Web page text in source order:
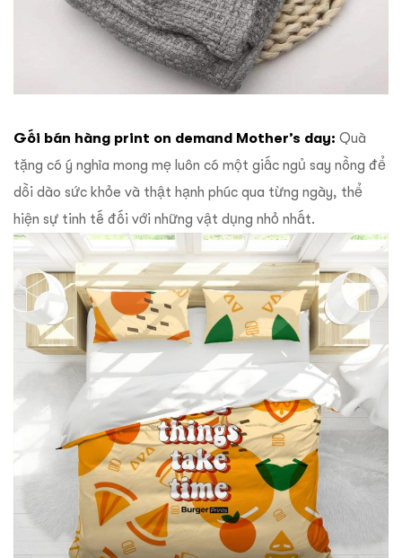
Gối bán hàng print on demand Mother’s day: Quà
tặng có ý nghĩa mong mẹ luôn có một giấc ngủ say nồng để
dồi dào sức khỏe và thật hạnh phúc qua từng ngày, thể
hiện sự tinh tế đối với những vật dụng nhỏ nhất.